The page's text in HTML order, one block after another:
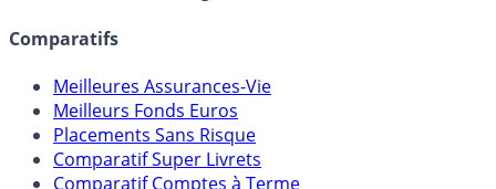
assureurs, sociétés de gestion, CGP, etc.
Comparatifs
Meilleures Assurances-Vie
Meilleurs Fonds Euros
Placements Sans Risque